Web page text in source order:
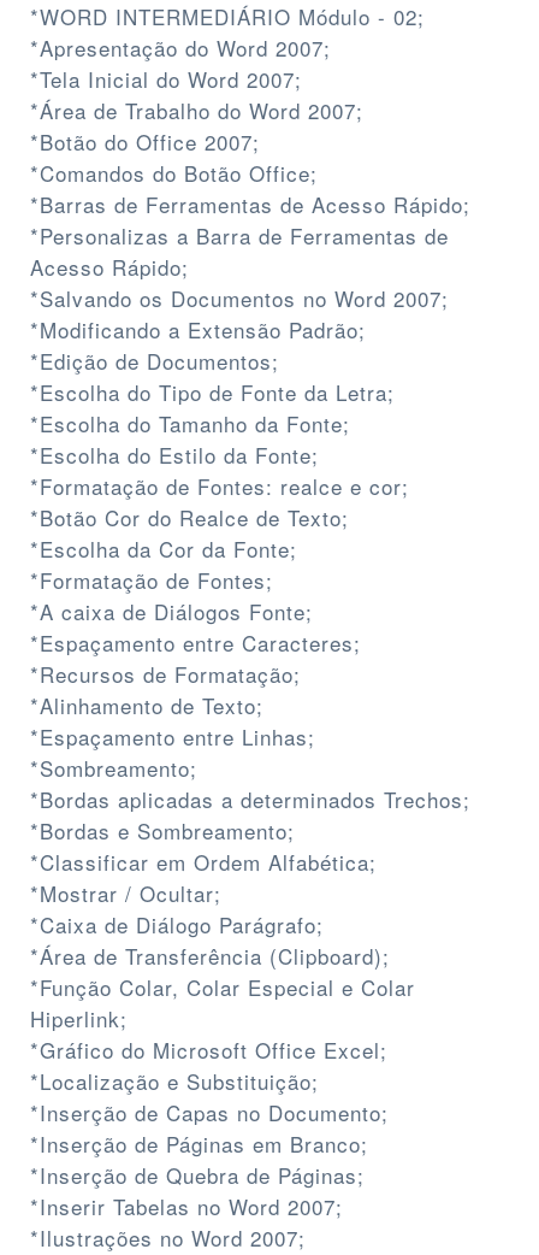
*WORD INTERMEDIÁRIO Módulo - 02;
*Apresentação do Word 2007;
*Tela Inicial do Word 2007;
*Área de Trabalho do Word 2007;
*Botão do Office 2007;
*Comandos do Botão Office;
*Barras de Ferramentas de Acesso Rápido;
*Personalizas a Barra de Ferramentas de
Acesso Rápido;
*Salvando os Documentos no Word 2007;
*Modificando a Extensão Padrão;
*Edição de Documentos;
*Escolha do Tipo de Fonte da Letra;
*Escolha do Tamanho da Fonte;
*Escolha do Estilo da Fonte;
*Formatação de Fontes: realce e cor;
*Botão Cor do Realce de Texto;
*Escolha da Cor da Fonte;
*Formatação de Fontes;
*A caixa de Diálogos Fonte;
*Espaçamento entre Caracteres;
*Recursos de Formatação;
*Alinhamento de Texto;
*Espaçamento entre Linhas;
*Sombreamento;
*Bordas aplicadas a determinados Trechos;
*Bordas e Sombreamento;
*Classificar em Ordem Alfabética;
*Mostrar / Ocultar;
*Caixa de Diálogo Parágrafo;
*Área de Transferência (Clipboard);
*Função Colar, Colar Especial e Colar
Hiperlink;
*Gráfico do Microsoft Office Excel;
*Localização e Substituição;
*Inserção de Capas no Documento;
*Inserção de Páginas em Branco;
*Inserção de Quebra de Páginas;
*Inserir Tabelas no Word 2007;
*Ilustrações no Word 2007;